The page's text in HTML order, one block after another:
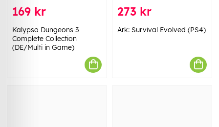
169 kr
Kalypso Dungeons 3
Complete Collection
(DE/Multi in Game)
273 kr
Ark: Survival Evolved (PS4)